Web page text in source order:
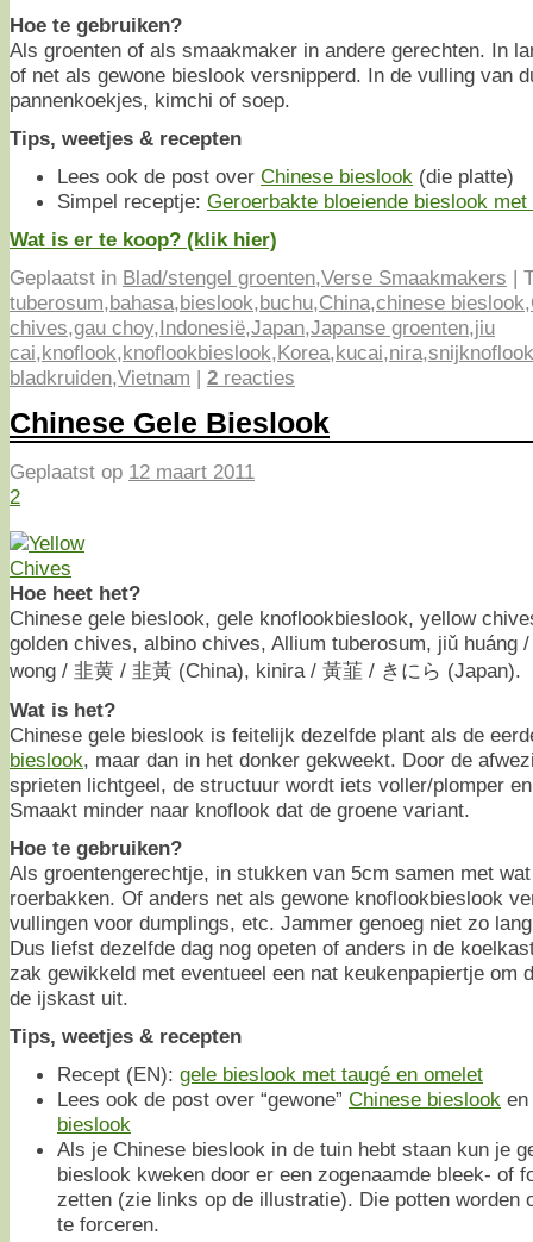
Hoe te gebruiken?
Als groenten of als smaakmaker in andere gerechten. In
of net als gewone bieslook versnipperd. In de vulling van
pannenkoekjes, kimchi of soep.
Tips, weetjes & recepten
Lees ook de post over Chinese bieslook (die platte)
Simpel receptje: Geroerbakte bloeiende bieslook met
Wat is er te koop? (klik hier)
Geplaatst in Blad/stengel groenten,Verse Smaakmakers |
tuberosum,bahasa,bieslook,buchu,China,chinese bieslook,
chives,gau choy,Indonesië,Japan,Japanse groenten,jiu
cai,knoflook,knoflookbieslook,Korea,kucai,nira,snijknoflook
bladkruiden,Vietnam | 2 reacties
Chinese Gele Bieslook
Geplaatst op 12 maart 2011
2
Hoe heet het?
Chinese gele bieslook, gele knoflookbieslook, yellow
golden chives, albino chives, Allium tuberosum, jiǔ huáng
wong / 韭黄 / 韭黃 (China), kinira / 黃韮 / きにら (Japan).
Wat is het?
Chinese gele bieslook is feitelijk dezelfde plant als de
bieslook, maar dan in het donker gekweekt. Door de
sprieten lichtgeel, de structuur wordt iets voller/plomper
Smaakt minder naar knoflook dat de groene variant.
Hoe te gebruiken?
Als groentengerechtje, in stukken van 5cm samen met
roerbakken. Of anders net als gewone knoflookbieslook
vullingen voor dumplings, etc. Jammer genoeg niet zo
Dus liefst dezelfde dag nog opeten of anders in de
zak gewikkeld met eventueel een nat keukenpapiertje om
de ijskast uit.
Tips, weetjes & recepten
Recept (EN): gele bieslook met taugé en omelet
Lees ook de post over “gewone” Chinese bieslook en
bieslook
Als je Chinese bieslook in de tuin hebt staan kun je
bieslook kweken door er een zogenaamde bleek- of
zetten (zie links op de illustratie). Die potten worden
te forceren.